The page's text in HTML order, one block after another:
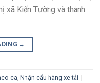
xã Kiến Tường và thành
→
ca, Nhận cẩu hàng xe tải |